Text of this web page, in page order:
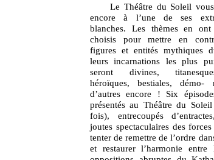
Le Théâtre du Soleil vous
encore à l’une de ses
blanches. Les thèmes en ont
choisis pour mettre en
figures et entités mythiques
leurs incarnations les plus
seront divines,
héroïques, bestiales, démo-
d’autres encore ! Six
présentés au Théâtre du
fois), entrecoupés
joutes spectaculaires des
tenter de remettre de l’ordre
et restaurer l’harmonie entre